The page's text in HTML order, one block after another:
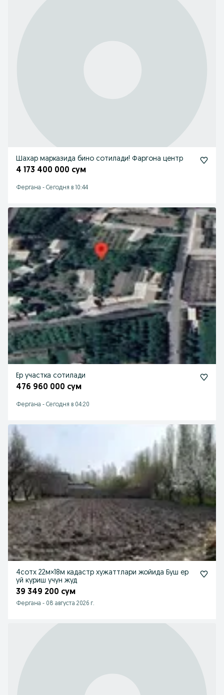
Шахар марказида бино сотилади! Фаргона центр
4 173 400 000 сум
Фергана - Сегодня в 10:44
Ер участка сотилади
476 960 000 сум
Фергана - Сегодня в 04:20
4сотх 22м×18м кадастр хужаттлари жойида Буш ер
уй куриш учун жуд
39 349 200 сум
Фергана - 08 августа 2026 г.